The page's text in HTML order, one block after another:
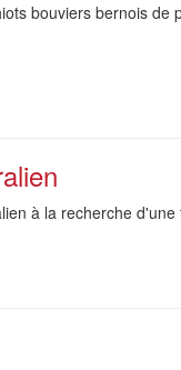
bouviers bernois
à la recherche